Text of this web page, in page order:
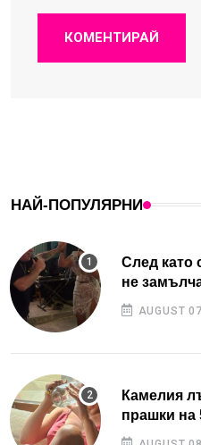
КОМЕНТИРАЙ
НАЙ-ПОПУЛЯРНИ
След като
не
AUGUST
Камелия
прашки на